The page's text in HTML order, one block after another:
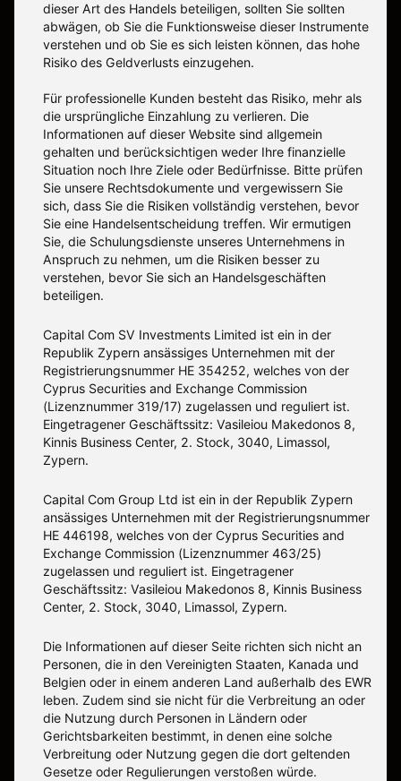
dieser Art des Handels beteiligen, sollten Sie sollten
abwägen, ob Sie die Funktionsweise dieser Instrumente
verstehen und ob Sie es sich leisten können, das hohe
Risiko des Geldverlusts einzugehen.
Für professionelle Kunden besteht das Risiko, mehr als
die ursprüngliche Einzahlung zu verlieren. Die
Informationen auf dieser Website sind allgemein
gehalten und berücksichtigen weder Ihre finanzielle
Situation noch Ihre Ziele oder Bedürfnisse. Bitte prüfen
Sie unsere Rechtsdokumente und vergewissern Sie
sich, dass Sie die Risiken vollständig verstehen, bevor
Sie eine Handelsentscheidung treffen. Wir ermutigen
Sie, die Schulungsdienste unseres Unternehmens in
Anspruch zu nehmen, um die Risiken besser zu
verstehen, bevor Sie sich an Handelsgeschäften
beteiligen.
Capital Com SV Investments Limited ist ein in der
Republik Zypern ansässiges Unternehmen mit der
Registrierungsnummer HE 354252, welches von der
Cyprus Securities and Exchange Commission
(Lizenznummer 319/17) zugelassen und reguliert ist.
Eingetragener Geschäftssitz: Vasileiou Makedonos 8,
Kinnis Business Center, 2. Stock, 3040, Limassol,
Zypern.
Capital Com Group Ltd ist ein in der Republik Zypern
ansässiges Unternehmen mit der Registrierungsnummer
ΗΕ 446198, welches von der Cyprus Securities and
Exchange Commission (Lizenznummer 463/25)
zugelassen und reguliert ist. Eingetragener
Geschäftssitz: Vasileiou Makedonos 8, Kinnis Business
Center, 2. Stock, 3040, Limassol, Zypern.
Die Informationen auf dieser Seite richten sich nicht an
Personen, die in den Vereinigten Staaten, Kanada und
Belgien oder in einem anderen Land außerhalb des EWR
leben. Zudem sind sie nicht für die Verbreitung an oder
die Nutzung durch Personen in Ländern oder
Gerichtsbarkeiten bestimmt, in denen eine solche
Verbreitung oder Nutzung gegen die dort geltenden
Gesetze oder Regulierungen verstoßen würde.